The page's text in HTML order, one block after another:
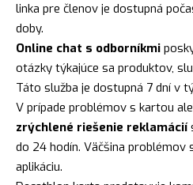
linka pre členov je dostupná
doby.
Online chat s odborníkmi
otázky týkajúce sa produktov,
Táto služba je dostupná 7 dní v
V prípade problémov s kartou
zrýchlené riešenie reklamácií
do 24 hodín. Väčšina problémov
aplikáciu.